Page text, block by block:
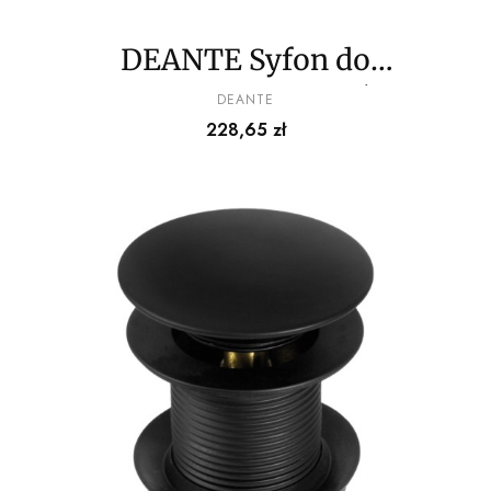
DEANTE Syfon do
umywalki okrągły, różne
kolory
PRODUCENT
DEANTE
Cena
228,65 zł